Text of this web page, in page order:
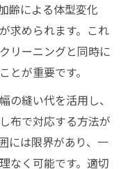
齢による体型変化
求められます。これ
リーニングと同時に
とが重要です。
の縫い代を活用し、
布で対応する方法が
には限界があり、一
なく可能です。適切